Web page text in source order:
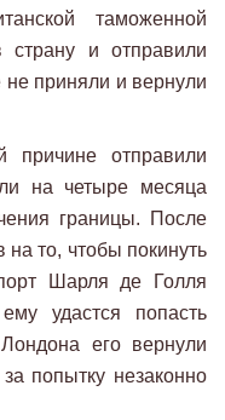
таможенной
и отправили
приняли и вернули
причине отправили
на четыре месяца
границы. После
то, чтобы покинуть
Шарля де Голля
удастся попасть
его вернули
попытку незаконно